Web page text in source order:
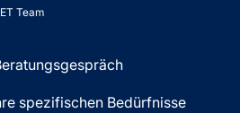
Team
spezifischen Bedürfnisse